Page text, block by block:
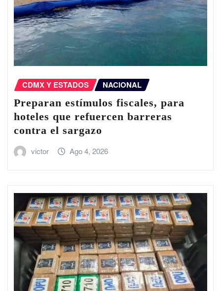
CDMX Y ESTADOS NACIONAL
Preparan estímulos fiscales, para
hoteles que refuercen barreras
contra el sargazo
victor Ago 4, 2026